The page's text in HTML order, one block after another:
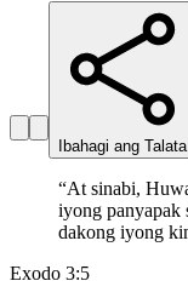
Ibahagi ang Talata
“At sinabi,
iyong panyapak
dakong iyong
Exodo 3:5